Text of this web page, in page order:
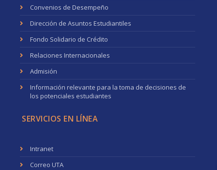
Convenios de Desempeño
Dirección de Asuntos Estudiantiles
Fondo Solidario de Crédito
Relaciones Internacionales
Admisión
Información relevante para la toma de decisiones de
los potenciales estudiantes
SERVICIOS EN LÍNEA
Intranet
Correo UTA